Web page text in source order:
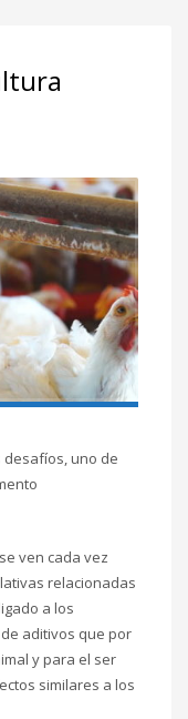
desafíos, uno de
ven cada vez
relacionadas
a los
aditivos que por
y para el ser
similares a los